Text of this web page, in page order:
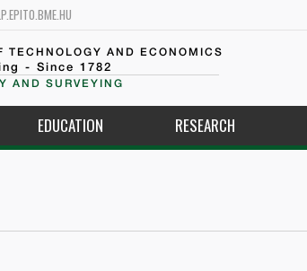
TECHNOLOGY AND ECONOMICS
- Since 1782
AND SURVEYING
EDUCATION RESEARCH